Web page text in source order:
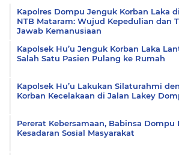
Kapolres Dompu Jenguk Korban Laka
NTB Mataram: Wujud Kepedulian dan
Jawab Kemanusiaan
Kapolsek Hu’u Jenguk Korban Laka
Salah Satu Pasien Pulang ke Rumah
Kapolsek Hu’u Lakukan Silaturahmi
Korban Kecelakaan di Jalan Lakey
Pererat Kebersamaan, Babinsa Dompu
Kesadaran Sosial Masyarakat